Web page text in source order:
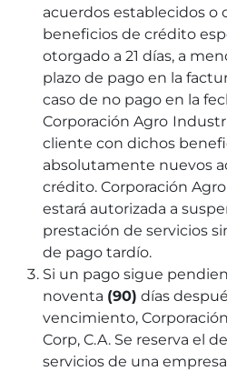
acuerdos establecidos o
beneficios de crédito
otorgado a 21 días, a
plazo de pago en la
caso de no pago en la
Corporación Agro
cliente con dichos
absolutamente nuevos
crédito. Corporación
estará autorizada a
prestación de servicios
de pago tardío.
Si un pago sigue
noventa (90) días
vencimiento,
Corp, C.A. Se reserva el
servicios de una